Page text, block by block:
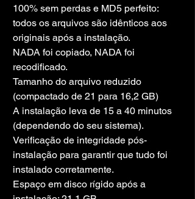
100% sem perdas e MD5 perfeito:
todos os arquivos são idênticos aos
originais após a instalação.
NADA foi copiado, NADA foi
recodificado.
Tamanho do arquivo reduzido
(compactado de 21 para 16,2 GB)
A instalação leva de 15 a 40 minutos
(dependendo do seu sistema).
Verificação de integridade pós-
instalação para garantir que tudo foi
instalado corretamente.
Espaço em disco rígido após a